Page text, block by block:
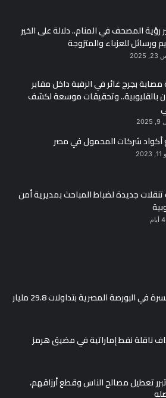
رؤية المصحف في المنام.. دلالة على الخير
ورسائل للعزباء والمتزوجة
بجرح غائر في الرقبة داخل مقابر
بالقليوبية.. وتحقيقات موسعة لكشف
أكواد شركات المحمول في مصر
جديدة لضباط المباحث بمديرية أمن
ثاندر تتصدر شركات السمسرة في البورصة المصرية بتداولات 29.8 مليار
ناقلة نفط إماراتية في مضيق هرمز
تعطيل مصالح الناس وقطع أرزاقهم،